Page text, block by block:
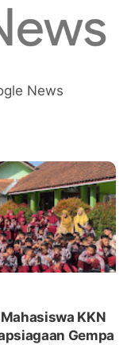
News
KKN
Gempa